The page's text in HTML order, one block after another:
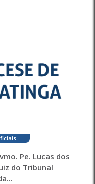
Pe. Lucas dos
do Tribunal